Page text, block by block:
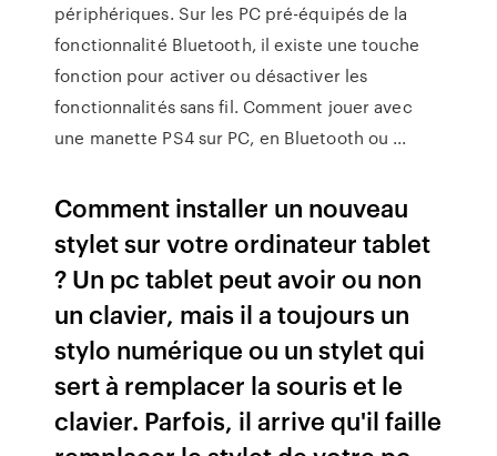
périphériques. Sur les PC pré-équipés de la
fonctionnalité Bluetooth, il existe une touche
fonction pour activer ou désactiver les
fonctionnalités sans fil. Comment jouer avec
une manette PS4 sur PC, en Bluetooth ou ...
Comment installer un nouveau
stylet sur votre ordinateur tablet
? Un pc tablet peut avoir ou non
un clavier, mais il a toujours un
stylo numérique ou un stylet qui
sert à remplacer la souris et le
clavier. Parfois, il arrive qu'il faille